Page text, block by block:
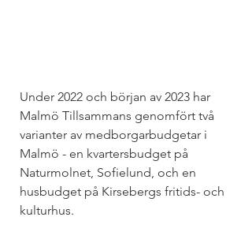
Under 2022 och början av 2023 har
Malmö Tillsammans genomfört två
varianter av medborgarbudgetar i
Malmö - en kvartersbudget på
Naturmolnet, Sofielund, och en
husbudget på Kirsebergs fritids- och
kulturhus.